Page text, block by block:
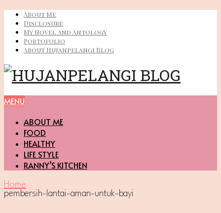
About Me
Disclosure
My Novel And Antology
Portofolio
About Hujanpelangi Blog
MENU
ABOUT ME
FOOD
HEALTHY
LIFE STYLE
RANNY’S KITCHEN
Home
pembersih-lantai-aman-untuk-bayi